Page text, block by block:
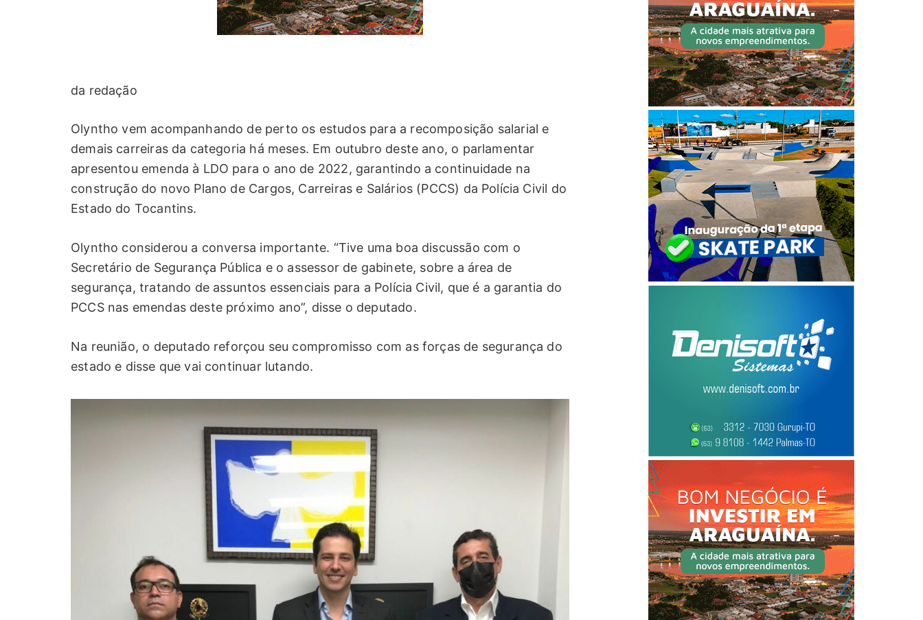
da redação
Olyntho vem acompanhando de perto os estudos para a recomposição salarial e
demais carreiras da categoria há meses. Em outubro deste ano, o parlamentar
apresentou emenda à LDO para o ano de 2022, garantindo a continuidade na
construção do novo Plano de Cargos, Carreiras e Salários (PCCS) da Polícia Civil do
Estado do Tocantins.
Olyntho considerou a conversa importante. “Tive uma boa discussão com o
Secretário de Segurança Pública e o assessor de gabinete, sobre a área de
segurança, tratando de assuntos essenciais para a Polícia Civil, que é a garantia do
PCCS nas emendas deste próximo ano”, disse o deputado.
Na reunião, o deputado reforçou seu compromisso com as forças de segurança do
estado e disse que vai continuar lutando.